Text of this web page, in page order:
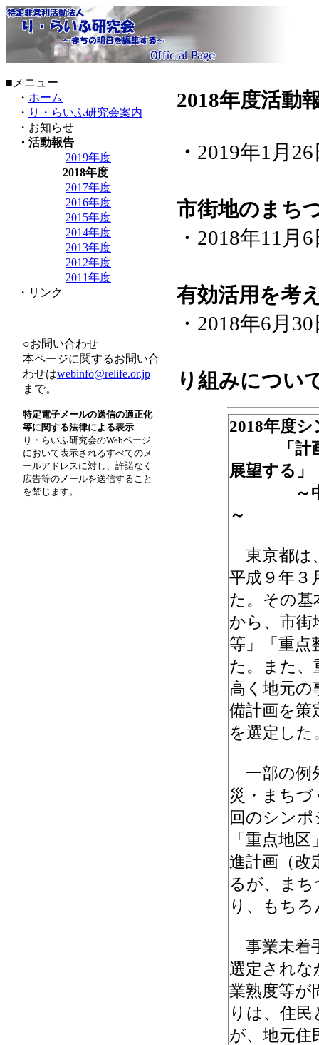
■メニュー
・ ホーム
・ り・らいふ研究会案内
・お知らせ
・活動報告
2019年度
2018年度
2017年度
2016年度
2015年度
2014年度
2013年度
2012年度
2011年度
・リンク
○お問い合わせ
本ページに関するお問い合
わせはwebinfo@relife.or.jp
まで。
特定電子メールの送信の適正化
等に関する法律による表示
り・らいふ研究会のWebページ
において表示されるすべてのメ
ールアドレスに対し、許諾なく
広告等のメールを送信すること
を禁じます。
2018年度活動
・ 2019年1月
市街地のまち
・2018年11
有効活用を考
・2018年6月
り組みについ
2018年度
「計画策
展望する」
～中野
～
東京都は
平成９年３
た。その基
から、市街
等」「重点
た。また、
高く地元の
備計画を策
を選定した
一部の例
災・まち
回のシン
「重点地
進計画（改
るが、まち
り、もち
事業未着
選定されな
業熟度等が
りは、住
が、地元住